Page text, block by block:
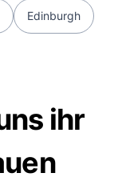
Edinburgh
ihr